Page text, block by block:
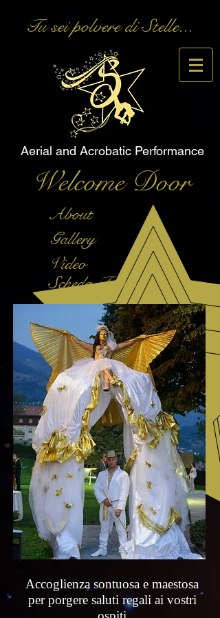
Tu sei polvere di Stelle...
Aerial and Acrobatic Performance
Welcome Door
About
Gallery
Video
Scheda Tecnica
Accoglienza sontuosa e maestosa
per porgere saluti regali ai vostri